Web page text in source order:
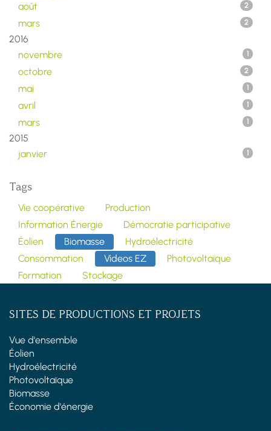
août 2
mars 2
2016
novembre
1
octobre 2
mai 1
avril 1
mars 1
2015
janvier
1
Tags
Vie coopérative
Production
Information Énergie
Démocratie participative
Éolien
Biomasse
Hydroélectricité
Consommation
Videos EZ
Photovoltaïque
Formation
Stockage
SITES DE PRODUCTIONS ET PROJETS
Vue d'ensemble
Éolien
Hydroélectricité
Photovoltaïque
Biomasse
Économie d'énergie